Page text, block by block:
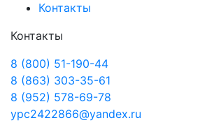
Контакты
Контакты
8 (800) 51-190-44
8 (863) 303-35-61
8 (952) 578-69-78
ypc2422866@yandex.ru